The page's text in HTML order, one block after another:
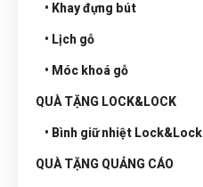
• Khay đựng bút
• Lịch gỗ
• Móc khoá gỗ
QUÀ TẶNG LOCK&LOCK
• Bình giữ nhiệt Lock&Lock
QUÀ TẶNG QUẢNG CÁO